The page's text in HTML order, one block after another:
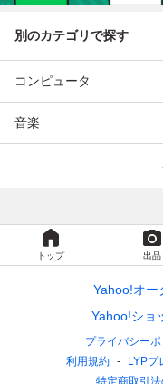
別のカテゴリで探す
コンピュータ
音楽
トップ 出品
Yahoo!オー
Yahoo!ショ
プライバシー
利用規約
LYPプ
特定商取引